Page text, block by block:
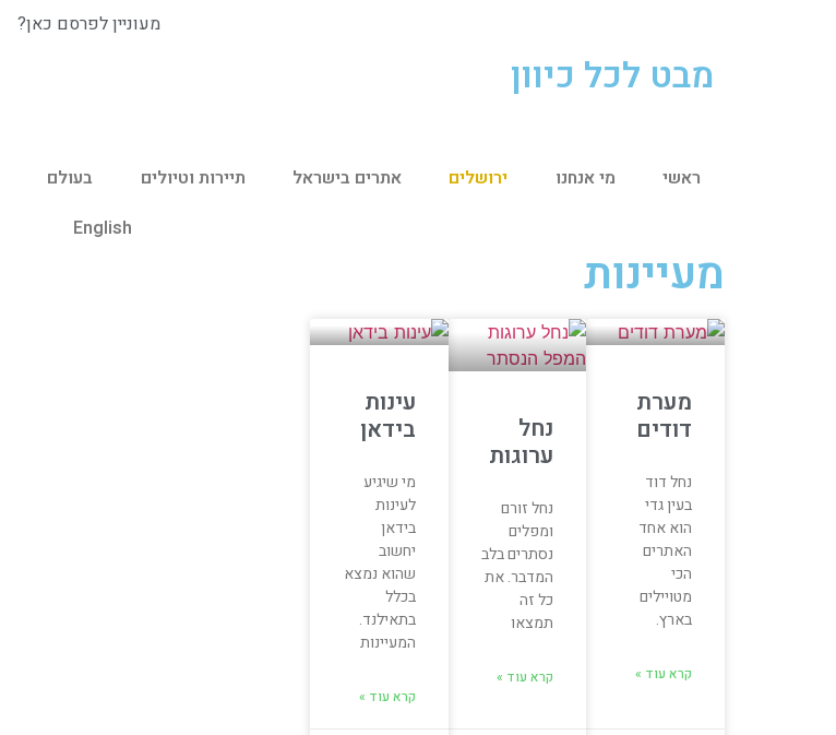
מבט לכל כיוון
מעוניין לפרסם כאן?
ראשי מי אנחנו ירושלים אתרים בישראל תיירות וטיולים בעולם
English
מעיינות
מערת
דודים
נחל דוד
בעין גדי
הוא אחד
האתרים
הכי
מטויילים
בארץ.
קרא עוד »
נחל
ערוגות
נחל זורם
ומפלים
נסתרים בלב
המדבר. את
כל זה
תמצאו
קרא עוד »
עינות
בידאן
מי שיגיע
לעינות
בידאן
יחשוב
שהוא נמצא
בכלל
בתאילנד.
המעיינות
קרא עוד »